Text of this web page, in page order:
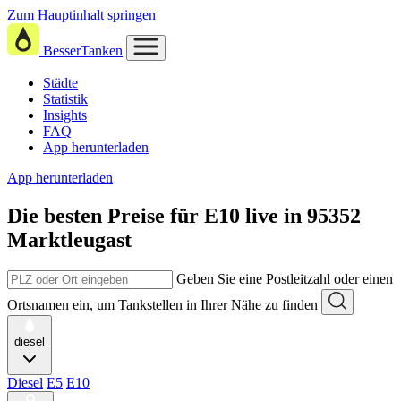
Zum Hauptinhalt springen
BesserTanken
Städte
Statistik
Insights
FAQ
App herunterladen
App herunterladen
Die besten Preise für E10 live in 95352
Marktleugast
Geben Sie eine Postleitzahl oder einen
Ortsnamen ein, um Tankstellen in Ihrer Nähe zu finden
diesel
Diesel E5 E10